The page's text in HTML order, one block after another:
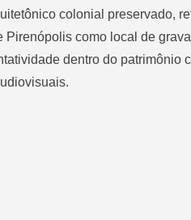
colonial preservado,
Pirenópolis como local de
dentro do patrimônio